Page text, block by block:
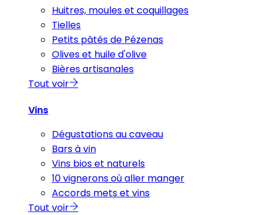
Huitres, moules et coquillages
Tielles
Petits pâtés de Pézenas
Olives et huile d'olive
Bières artisanales
Tout voir
Vins
Dégustations au caveau
Bars à vin
Vins bios et naturels
10 vignerons où aller manger
Accords mets et vins
Tout voir